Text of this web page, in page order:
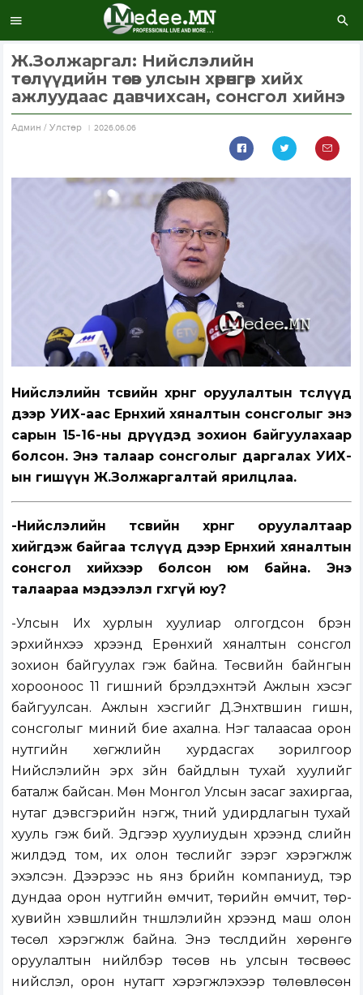
Ж.Золжаргал: Нийслэлийн
төслүүдийн төсөв улсын хөрөнгөөр хийх
ажлуудаас давчихсан, сонсгол хийнэ
Aдмин / Улстөр 2026.06.06
Нийслэлийн төсвийн хөрөнгө оруулалтын төслүүд
дээр УИХ-аас Ерөнхий хяналтын сонсголыг энэ
сарын 15-16-ны өдрүүдэд зохион байгуулахаар
болсон. Энэ талаар сонсголыг даргалах УИХ-
ын гишүүн Ж.Золжаргалтай ярилцлаа.
-Нийслэлийн төсвийн хөрөнгө оруулалтаар
хийгдэж байгаа төслүүд дээр Ерөнхий хяналтын
сонсгол хийхээр болсон юм байна. Энэ
талаараа мэдээлэл өгөхгүй юу?
-Улсын Их хурлын хуулиар олгогдсон бүрэн
эрхийнхээ хүрээнд Ерөнхий хяналтын сонсгол
зохион байгуулах гэж байна. Төсвийн байнгын
хорооноос 11 гишүүний бүрэлдэхүүнтэй Ажлын хэсэг
байгуулсан. Ажлын хэсгийг Д.Энхтүвшин гишүүн,
сонсголыг миний бие ахална. Нэг талаасаа орон
нутгийн хөгжлийн хурдасгах зорилгоор
Нийслэлийн эрх зүйн байдлын тухай хуулийг
баталж байсан. Мөн Монгол Улсын засаг захиргаа,
нутаг дэвсгэрийн нэгж, түүний удирдлагын тухай
хууль гэж бий. Эдгээр хуулиудын хүрээнд сүүлийн
жилүүдэд том, их олон төслийг зэрэг хэрэгжүүлж
эхэлсэн. Дээрээс нь янз бүрийн компаниуд, тэр
дундаа орон нутгийн өмчит, төрийн өмчит, төр-
хувийн хэвшлийн түншлэлийн хүрээнд маш олон
төсөл хэрэгжүүлж байна. Энэ төслүүдийн хөрөнгө
оруулалтын нийлбэр төсөв нь улсын төсвөөс
нийслэл, орон нутагт хэрэгжүүлэхээр төлөвлөсөн